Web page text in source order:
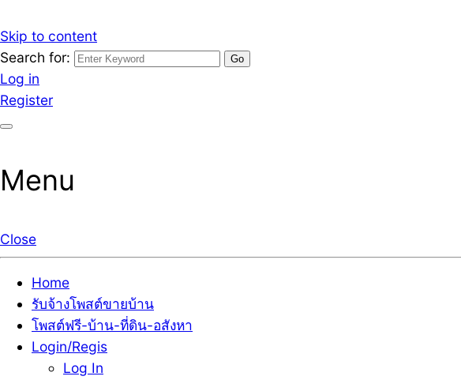
Skip to content
รับจ้างโพสต์ขายบ้านราคาถูก รับโพสต์ลงเว็บขายบ้าน ที่ดิน อสังหา โพสต์คุณภ
เว็บไซต์ รับจ้างโพสต์ขายบ้านราคาถูก อสังหา ทีดิน โพสต์ลงเว็บขายบ้าน รับโ
Search for:
Log in
Register
Menu
Close
Home
รับจ้างโพสต์ขายบ้าน
โพสต์ฟรี-บ้าน-ที่ดิน-อสังหา
Login/Regis
Log In